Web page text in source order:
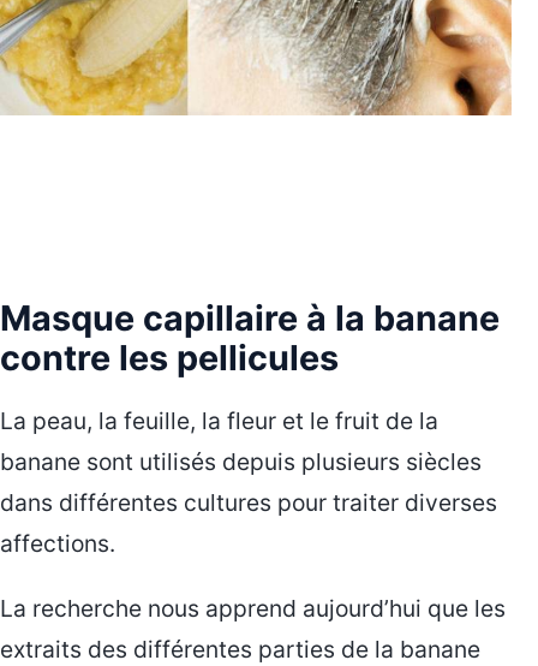
Masque capillaire à la banane
contre les pellicules
La peau, la feuille, la fleur et le fruit de la
banane sont utilisés depuis plusieurs siècles
dans différentes cultures pour traiter diverses
affections.
La recherche nous apprend aujourd’hui que les
extraits des différentes parties de la banane